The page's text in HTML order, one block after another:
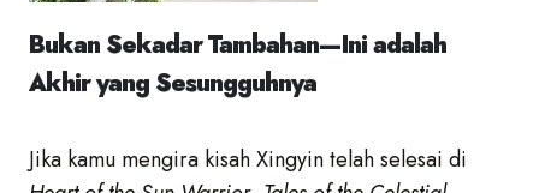
Bukan Sekadar Tambahan—Ini adalah
Akhir yang Sesungguhnya
Jika kamu mengira kisah Xingyin telah selesai di